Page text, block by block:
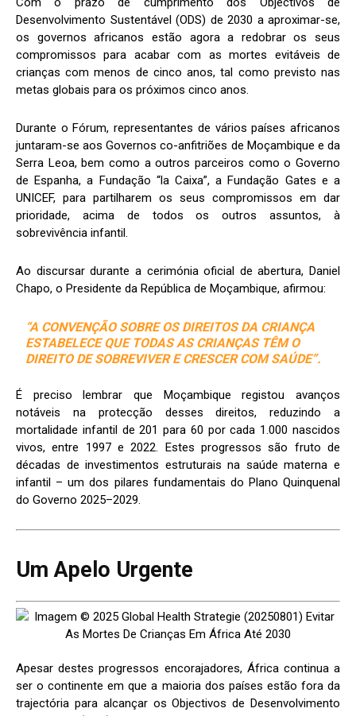
Desenvolvimento Sustentável (ODS) de 2030 a aproximar-se,
os governos africanos estão agora a redobrar os seus
compromissos para acabar com as mortes evitáveis de
crianças com menos de cinco anos, tal como previsto nas
metas globais para os próximos cinco anos.
Durante o Fórum, representantes de vários países africanos
juntaram-se aos Governos co-anfitriões de Moçambique e da
Serra Leoa, bem como a outros parceiros como o Governo
de Espanha, a Fundação “la Caixa”, a Fundação Gates e a
UNICEF, para partilharem os seus compromissos em dar
prioridade, acima de todos os outros assuntos, à
sobrevivência infantil.
Ao discursar durante a cerimónia oficial de abertura, Daniel
Chapo, o Presidente da República de Moçambique, afirmou:
“A CONVENÇÃO SOBRE OS DIREITOS DA CRIANÇA
ESTABELECE QUE TODAS AS CRIANÇAS TÊM O
DIREITO DE SOBREVIVER E CRESCER COM SAÚDE”.
É preciso lembrar que Moçambique registou avanços
notáveis na protecção desses direitos, reduzindo a
mortalidade infantil de 201 para 60 por cada 1.000 nascidos
vivos, entre 1997 e 2022. Estes progressos são fruto de
décadas de investimentos estruturais na saúde materna e
infantil – um dos pilares fundamentais do Plano Quinquenal
do Governo 2025–2029.
Um Apelo Urgente
Apesar destes progressos encorajadores, África continua a
ser o continente em que a maioria dos países estão fora da
trajectória para alcançar os Objectivos de Desenvolvimento